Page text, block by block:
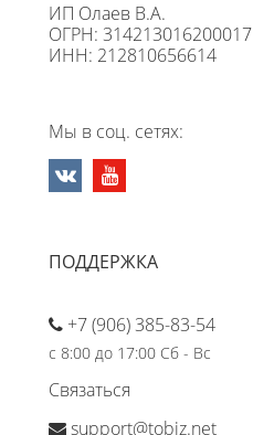
ИП Олаев В.А.
ОГРН: 314213016200017
ИНН: 212810656614
Мы в соц. сетях:
ПОДДЕРЖКА
+7 (906) 385-83-54
с 8:00 до 17:00 Сб - Вс
Связаться
support@tobiz.net